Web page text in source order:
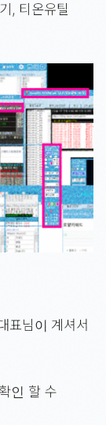
, 티온유틸
표님이 계셔서
인 할 수